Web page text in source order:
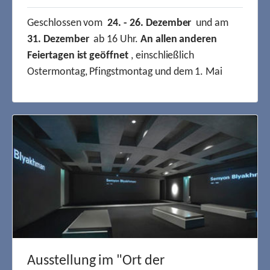
Ausstellung im "Ort der
Geschlossen vom24. - 26. Dezember und am
31. Dezemberab 16 Uhr. An allen anderen
Feiertagen ist geöffnet, einschließlich
Ostermontag, Pfingstmontag und dem 1. Mai